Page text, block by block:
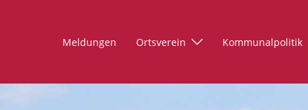
Meldungen Ortsverein Kommunalpolitik